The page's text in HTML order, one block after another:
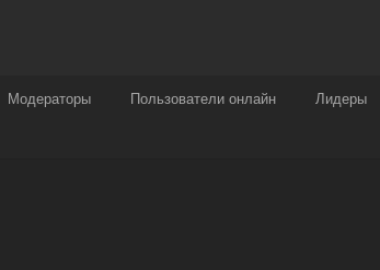
Модераторы Пользователи онлайн Лидеры
Чат Больше